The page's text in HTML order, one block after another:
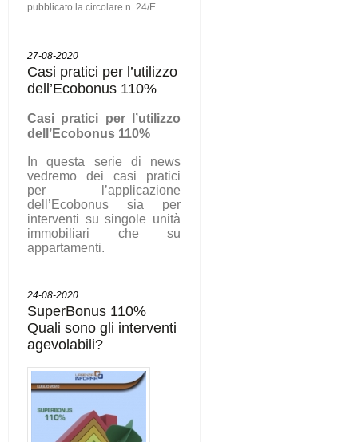
pubblicato la circolare n. 24/E
27-08-2020
Casi pratici per l’utilizzo
dell’Ecobonus 110%
Casi pratici per l’utilizzo
dell’Ecobonus 110%
In questa serie di news
vedremo dei casi pratici
per l’applicazione
dell’Ecobonus sia per
interventi su singole unità
immobiliari che su
appartamenti.
24-08-2020
SuperBonus 110%
Quali sono gli interventi
agevolabili?